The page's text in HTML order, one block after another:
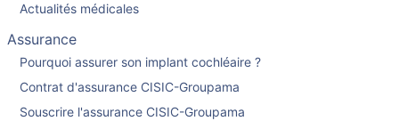
Actualités médicales
Assurance
Pourquoi assurer son implant cochléaire ?
Contrat d'assurance CISIC-Groupama
Souscrire l'assurance CISIC-Groupama